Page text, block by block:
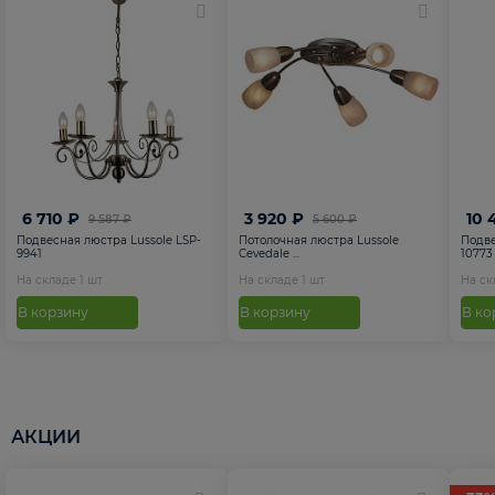
9 587 ₽
6 710 ₽
Подвесная люстра Lussole LSP-
9941
На складе 1 шт
В корзину
5 600 ₽
3 920 ₽
Потолочная люстра Lussole
Cevedale ...
На складе 1 шт
В корзину
10
10773
На
В
АКЦИИ